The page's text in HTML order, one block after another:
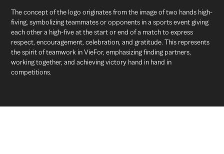
The concept of the logo originates from the image of two hands high-
fiving, symbolizing teammates or opponents in a sports event giving
each other a high-five at the start or end of a match to express
respect, encouragement, celebration, and gratitude. This represents
the spirit of teamwork in VieFor, emphasizing finding partners,
working together, and achieving victory hand in hand in
competitions.